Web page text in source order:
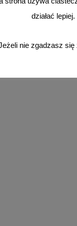
Facebook
działać lepiej.
nie zgadzasz